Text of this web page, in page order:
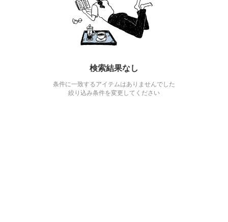
検索結果なし
条件に一致するアイテムはありませんでした
絞り込み条件を変更してください